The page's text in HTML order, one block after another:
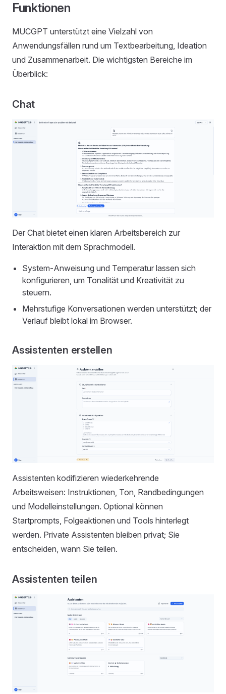
Funktionen
MUCGPT unterstützt eine Vielzahl von
Anwendungsfällen rund um Textbearbeitung, Ideation
und Zusammenarbeit. Die wichtigsten Bereiche im
Überblick:
Chat
Der Chat bietet einen klaren Arbeitsbereich zur
Interaktion mit dem Sprachmodell.
System‑Anweisung und Temperatur lassen sich
konfigurieren, um Tonalität und Kreativität zu
steuern.
Mehrstufige Konversationen werden unterstützt; der
Verlauf bleibt lokal im Browser.
Assistenten erstellen
Assistenten kodifizieren wiederkehrende
Arbeitsweisen: Instruktionen, Ton, Randbedingungen
und Modelleinstellungen. Optional können
Startprompts, Folgeaktionen und Tools hinterlegt
werden. Private Assistenten bleiben privat; Sie
entscheiden, wann Sie teilen.
Assistenten teilen